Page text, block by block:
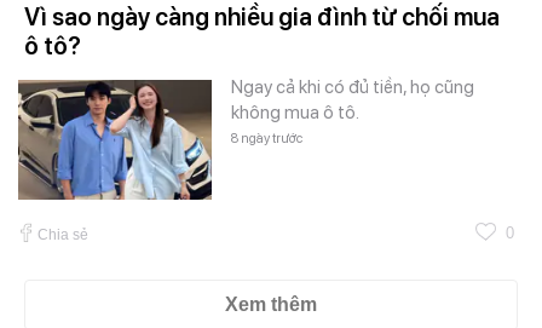
Vì sao ngày càng nhiều gia đình từ chối mua
ô tô?
Ngay cả khi có đủ tiền, họ cũng
không mua ô tô.
8 ngày trước
Chia sẻ 0
Xem thêm